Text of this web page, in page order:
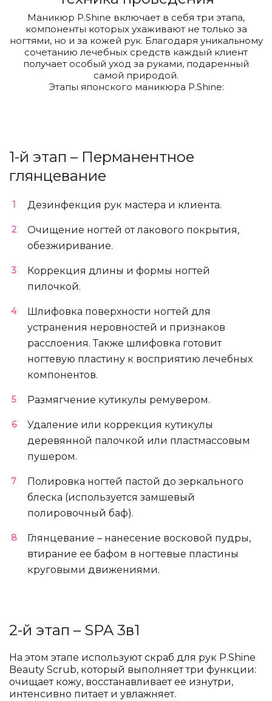
Маникюр P.Shine включает в себя три этапа,
компоненты которых ухаживают не только за
ногтями, но и за кожей рук. Благодаря уникальному
сочетанию лечебных средств каждый клиент
получает особый уход за руками, подаренный
самой природой.
Этапы японского маникюра P.Shine:
1-й этап – Перманентное
глянцевание
Дезинфекция рук мастера и клиента.
Очищение ногтей от лакового покрытия,
обезжиривание.
Коррекция длины и формы ногтей
пилочкой.
Шлифовка поверхности ногтей для
устранения неровностей и признаков
расслоения. Также шлифовка готовит
ногтевую пластину к восприятию лечебных
компонентов.
Размягчение кутикулы ремувером.
Удаление или коррекция кутикулы
деревянной палочкой или пластмассовым
пушером.
Полировка ногтей пастой до зеркального
блеска (используется замшевый
полировочный баф).
Глянцевание – нанесение восковой пудры,
втирание ее бафом в ногтевые пластины
круговыми движениями.
2-й этап – SPA 3в1
На этом этапе используют скраб для рук P.Shine
Beauty Scrub, который выполняет три функции:
очищает кожу, восстанавливает ее изнутри,
интенсивно питает и увлажняет.